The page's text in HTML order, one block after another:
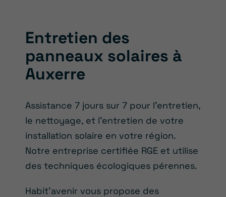
Entretien des
panneaux solaires à
Auxerre
Assistance 7 jours sur 7 pour l’entretien,
le nettoyage, et l’entretien de votre
installation solaire en votre région.
Notre entreprise certifiée RGE et utilise
des techniques écologiques pérennes.
Habit’avenir vous propose des